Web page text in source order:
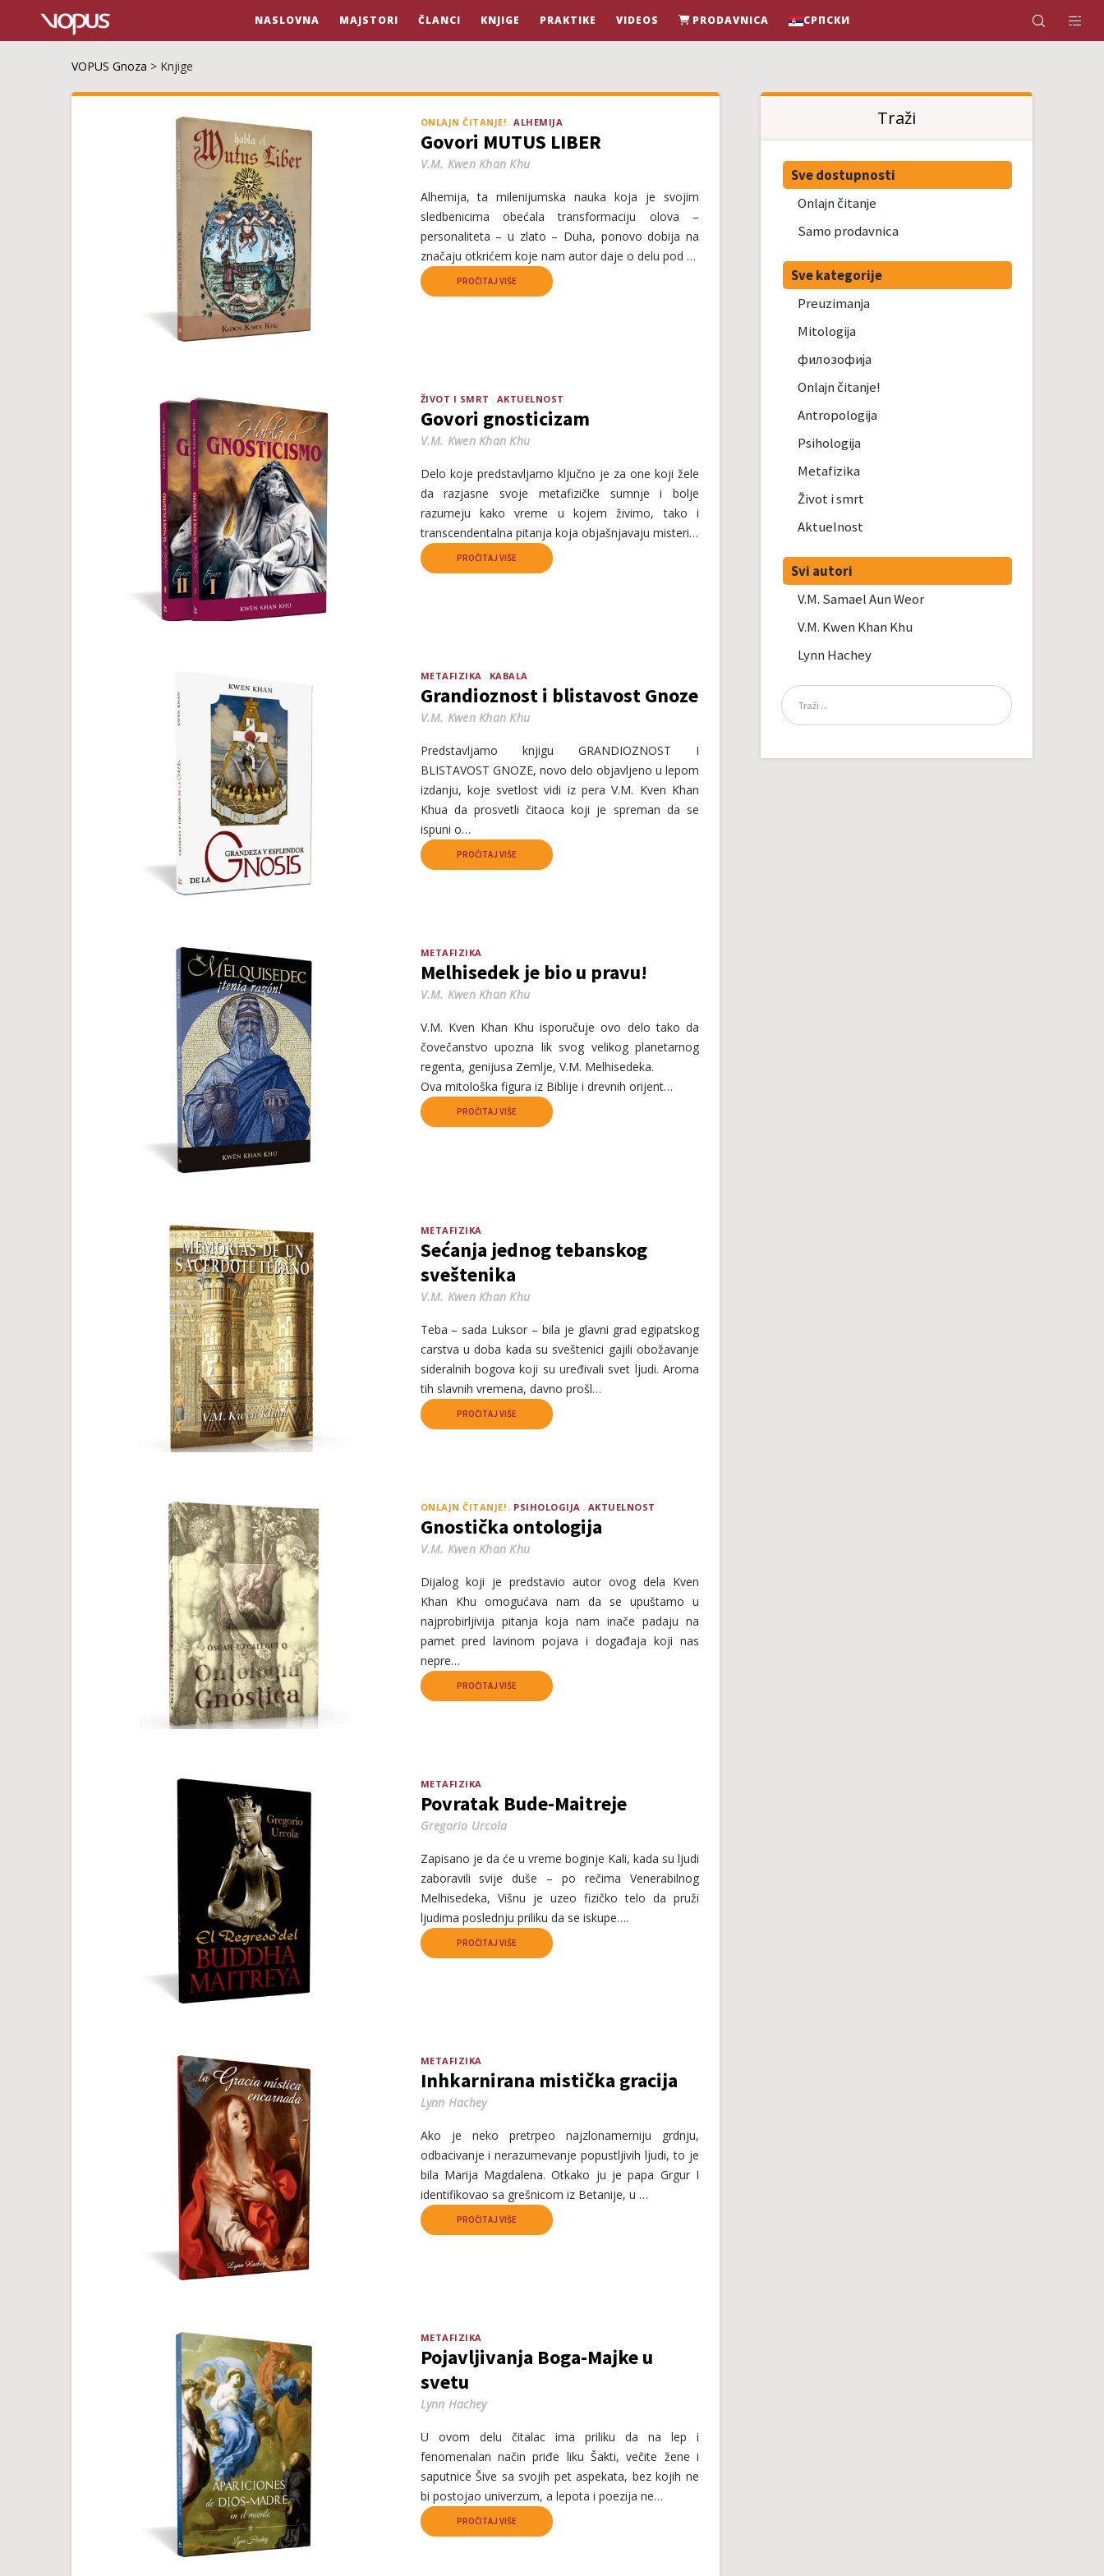
NASLOVNA MAJSTORI ČLANCI KNJIGE PRAKTIKE VIDEOS PRODAVNICA СРПСКИ
VOPUS Gnoza > Knjige
ONLAJN ČITANJE! ALHEMIJA
Govori MUTUS LIBER
V.M. Kwen Khan Khu
Alhemija, ta milenijumska nauka koja je svojim
sledbenicima obećala transformaciju olova –
personaliteta – u zlato – Duha, ponovo dobija na
značaju otkrićem koje nam autor daje o delu pod …
PROČITAJ VIŠE
ŽIVOT I SMRT AKTUELNOST
Govori gnosticizam
V.M. Kwen Khan Khu
Delo koje predstavljamo ključno je za one koji žele
da razjasne svoje metafizičke sumnje i bolje
razumeju kako vreme u kojem živimo, tako i
transcendentalna pitanja koja objašnjavaju misteri…
PROČITAJ VIŠE
METAFIZIKA KABALA
Grandioznost i blistavost Gnoze
V.M. Kwen Khan Khu
Predstavljamo knjigu GRANDIOZNOST I
BLISTAVOST GNOZE, novo delo objavljeno u lepom
izdanju, koje svetlost vidi iz pera V.M. Kven Khan
Khua da prosvetli čitaoca koji je spreman da se
ispuni o…
PROČITAJ VIŠE
METAFIZIKA
Melhisedek je bio u pravu!
V.M. Kwen Khan Khu
V.M. Kven Khan Khu isporučuje ovo delo tako da
čovečanstvo upozna lik svog velikog planetarnog
regenta, genijusa Zemlje, V.M. Melhisedeka.
Ova mitološka figura iz Biblije i drevnih orijent…
PROČITAJ VIŠE
METAFIZIKA
Sećanja jednog tebanskog
sveštenika
V.M. Kwen Khan Khu
Teba – sada Luksor – bila je glavni grad egipatskog
carstva u doba kada su sveštenici gajili obožavanje
sideralnih bogova koji su uređivali svet ljudi. Aroma
tih slavnih vremena, davno prošl…
PROČITAJ VIŠE
ONLAJN ČITANJE! PSIHOLOGIJA AKTUELNOST
Gnostička ontologija
V.M. Kwen Khan Khu
Dijalog koji je predstavio autor ovog dela Kven
Khan Khu omogućava nam da se upuštamo u
najprobirljivija pitanja koja nam inače padaju na
pamet pred lavinom pojava i događaja koji nas
nepre…
PROČITAJ VIŠE
METAFIZIKA
Povratak Bude-Maitreje
Gregorio Urcola
Zapisano je da će u vreme boginje Kali, kada su ljudi
zaboravili svije duše – po rečima Venerabilnog
Melhisedeka, Višnu je uzeo fizičko telo da pruži
ljudima poslednju priliku da se iskupe….
PROČITAJ VIŠE
METAFIZIKA
Inhkarnirana mistička gracija
Lynn Hachey
Ako je neko pretrpeo najzlonamerniju grdnju,
odbacivanje i nerazumevanje popustljivih ljudi, to je
bila Marija Magdalena. Otkako ju je papa Grgur I
identifikovao sa grešnicom iz Betanije, u …
PROČITAJ VIŠE
METAFIZIKA
Pojavljivanja Boga-Majke u
svetu
Lynn Hachey
U ovom delu čitalac ima priliku da na lep i
fenomenalan način priđe liku Šakti, večite žene i
saputnice Šive sa svojih pet aspekata, bez kojih ne
bi postojao univerzum, a lepota i poezija ne…
PROČITAJ VIŠE
Traži
Sve dostupnosti
Onlajn čitanje
Samo prodavnica
Sve kategorije
Preuzimanja
Mitologija
филозофија
Onlajn čitanje!
Antropologija
Psihologija
Metafizika
Život i smrt
Aktuelnost
Svi autori
V.M. Samael Aun Weor
V.M. Kwen Khan Khu
Lynn Hachey